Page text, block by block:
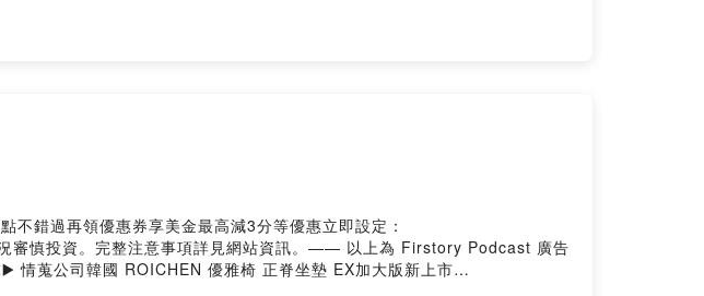
Facebook重新路一段 Instagram重新路一段 YouTube重新路一段
不錯過再領優惠券享美金最高減3分等優惠立即設定：
審慎投資。完整注意事項詳見網站資訊。—— 以上為 Firstory Podcast 廣告
蒐公司韓國 ROICHEN 優雅椅 正脊坐墊 EX加大版新上市